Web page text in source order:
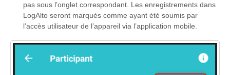
pas sous l’onglet correspondant. Les enregistrements dans
LogAlto seront marqués comme ayant été soumis par
l’accès utilisateur de l’appareil via l’application mobile.